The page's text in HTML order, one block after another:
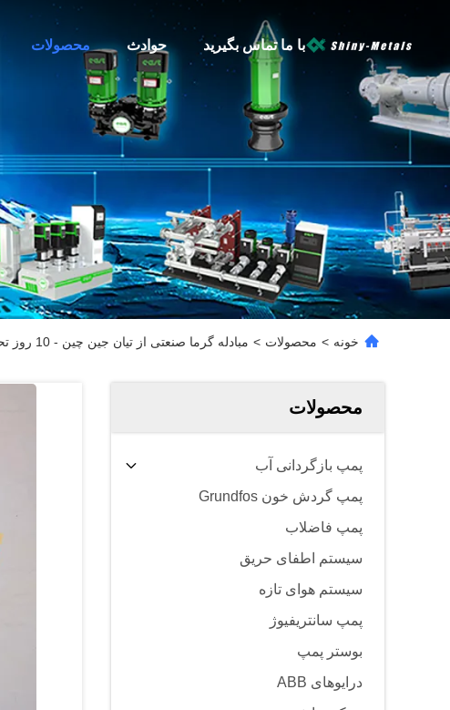
محصولات حوادث با ما تماس بگیرید
خونه > محصولات > مبادله گرما صنعتی از تیان جین چین - 10 روز تحویل
محصولات
پمپ بازگردانی آب
پمپ گردش خون Grundfos
پمپ فاضلاب
سیستم اطفای حریق
سیستم هوای تازه
پمپ سانتریفیوژ
بوستر پمپ
درایوهای ABB